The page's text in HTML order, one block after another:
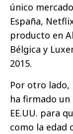
único
España,
producto en
Bélgica y
2015.
Por otro lado,
ha firmado un
EE.UU. para
como la edad